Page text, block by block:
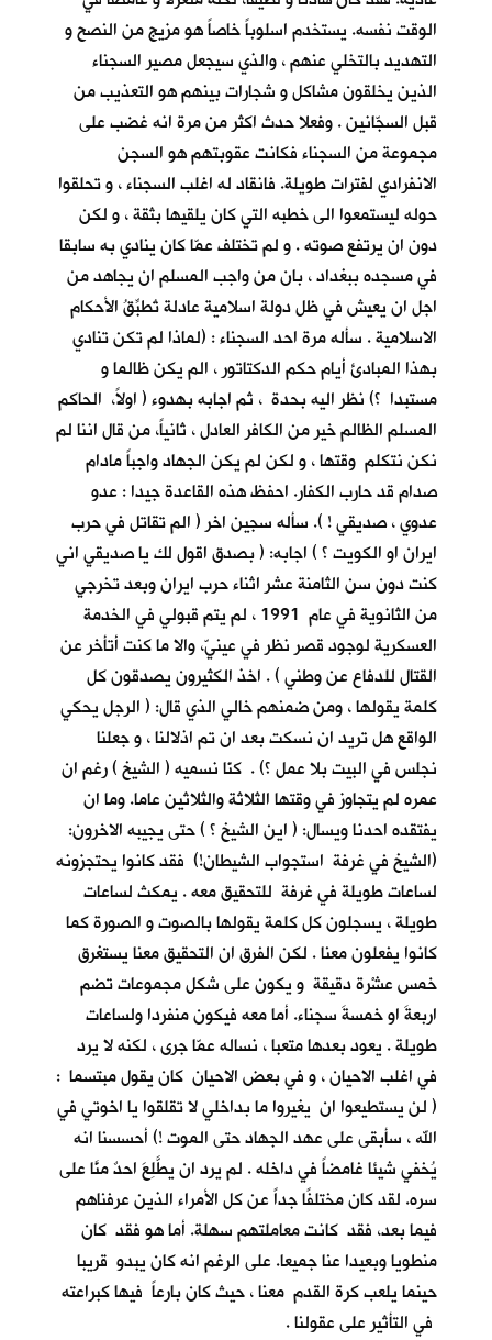
الوقت نفسه. يستخدم اسلوباً خاصاً هو مزيج من النصح و
التهديد بالتخلي عنهم ، والذي سيجعل مصير السجناء
الذين يخلقون مشاكل و شجارات بينهم هو التعذيب من
قبل السجّانين . وفعلا حدث اكثر من مرة انه غضب على
مجموعة من السجناء فكانت عقوبتهم هو السجن
الانفرادي لفترات طويلة. فانقاد له اغلب السجناء ، و تحلقوا
حوله ليستمعوا الى خطبه التي كان يلقيها بثقة ، و لكن
دون ان يرتفع صوته . و لم تختلف عمّا كان ينادي به سابقا
في مسجده ببغداد ، بان من واجب المسلم ان يجاهد من
اجل ان يعيش في ظل دولة اسلامية عادلة تُطبِّقُ الأحكام
الاسلامية . سأله مرة احد السجناء : (لماذا لم تكن تنادي
بهذا المبادئ أيام حكم الدكتاتور ، الم يكن ظالما و
مستبدا ؟) نظر اليه بحدة ، ثم اجابه بهدوء ( اولاً، الحاكم
المسلم الظالم خير من الكافر العادل ، ثانياً، من قال اننا لم
نكن نتكلم وقتها ، و لكن لم يكن الجهاد واجباً مادام
صدام قد حارب الكفار. احفظ هذه القاعدة جيدا : عدو
عدوي ، صديقي ! ). سأله سجين اخر ( الم تقاتل في حرب
ايران او الكويت ؟ ) اجابه: ( بصدق اقول لك يا صديقي اني
كنت دون سن الثامنة عشر اثناء حرب ايران وبعد تخرجي
من الثانوية في عام 1991 ، لم يتم قبولي في الخدمة
العسكرية لوجود قصر نظر في عينيّ، والا ما كنت أتأخر عن
القتال للدفاع عن وطني ) . اخذ الكثيرون يصدقون كل
كلمة يقولها ، ومن ضمنهم خالي الذي قال: ( الرجل يحكي
الواقع هل تريد ان نسكت بعد ان تم اذلالنا ، و جعلنا
نجلس في البيت بلا عمل ؟) . كنّا نسميه ( الشيخ ) رغم ان
عمره لم يتجاوز في وقتها الثلاثة والثلاثين عاما. وما ان
يفتقده احدنا ويسال: ( اين الشيخ ؟ ) حتى يجيبه الاخرون:
(الشيخ في غرفة استجواب الشيطان!) فقد كانوا يحتجزونه
لساعات طويلة في غرفة للتحقيق معه . يمكث لساعات
طويلة ، يسجلون كل كلمة يقولها بالصوت و الصورة كما
كانوا يفعلون معنا . لكن الفرق ان التحقيق معنا يستغرق
خمس عشْرة دقيقة و يكون على شكل مجموعات تضم
اربعةَ او خمسةَ سجناء. أما معه فيكون منفردا ولساعات
طويلة . يعود بعدها متعبا ، نساله عمّا جرى ، لكنه لا يرد
في اغلب الاحيان ، و في بعض الاحيان كان يقول مبتسما :
( لن يستطيعوا ان يغيروا ما بداخلي لا تقلقوا يا اخوتي في
الله ، سأبقى على عهد الجهاد حتى الموت !) أحسسنا انه
يُخفي شيئا غامضاً في داخله . لم يرد ان يطَّلِعَ احدٌ منَّا على
سره. لقد كان مختلفًا جداً عن كل الأمراء الذين عرفناهم
فيما بعد، فقد كانت معاملتهم سهلة. أما هو فقد كان
منطويا وبعيدا عنا جميعا. على الرغم انه كان يبدو قريبا
حينما يلعب كرة القدم معنا ، حيث كان بارعاً فيها كبراعته
في التأثير على عقولنا .